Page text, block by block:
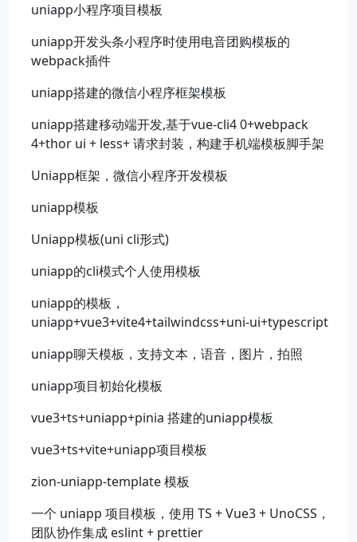
uniapp小程序项目模板
uniapp开发头条小程序时使用电音团购模板的
webpack插件
uniapp搭建的微信小程序框架模板
uniapp搭建移动端开发,基于vue-cli4 0+webpack
4+thor ui + less+ 请求封装，构建手机端模板脚手架
Uniapp框架，微信小程序开发模板
uniapp模板
Uniapp模板(uni cli形式)
uniapp的cli模式个人使用模板
uniapp的模板，
uniapp+vue3+vite4+tailwindcss+uni-ui+typescript
uniapp聊天模板，支持文本，语音，图片，拍照
uniapp项目初始化模板
vue3+ts+uniapp+pinia 搭建的uniapp模板
vue3+ts+vite+uniapp项目模板
zion-uniapp-template 模板
一个 uniapp 项目模板，使用 TS + Vue3 + UnoCSS，
团队协作集成 eslint + prettier